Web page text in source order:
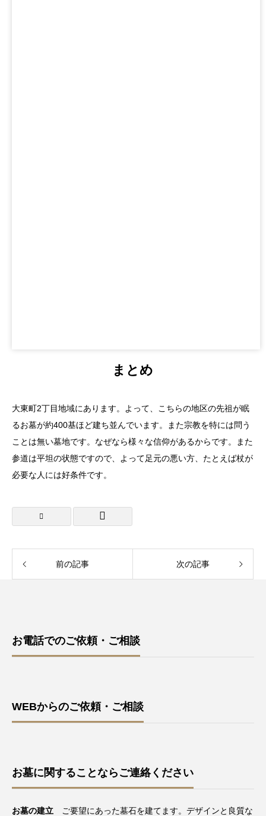
まとめ
大東町2丁目地域にあります。よって、こちらの地区の先祖が眠
るお墓が約400基ほど建ち並んでいます。また宗教を特には問う
ことは無い墓地です。なぜなら様々な信仰があるからです。また
参道は平坦の状態ですので、よって足元の悪い方、たとえば杖が
必要な人には好条件です。
前の記事 次の記事
お電話でのご依頼・ご相談
WEBからのご依頼・ご相談
お墓に関することならご連絡ください
お墓の建立 ご要望にあった墓石を建てます。デザインと良質な